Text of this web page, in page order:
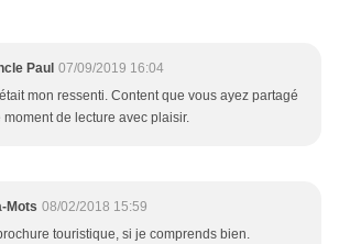
Paul 07/09/2019 16:04
mon ressenti. Content que vous ayez partagé
moment de lecture avec plaisir.
Mots 08/02/2018 15:59
touristique, si je comprends bien.